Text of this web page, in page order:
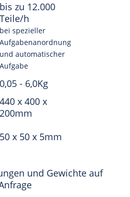
bis zu 12.000
Teile/h
bei spezieller
Aufgabenanordnung
und automatischer
Aufgabe
0,05 - 6,0Kg
440 x 400 x
200mm
50 x 50 x 5mm
und Gewichte auf